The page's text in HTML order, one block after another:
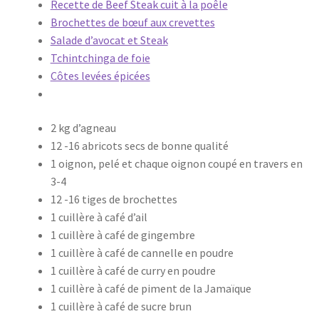
Recette de Beef Steak cuit à la poêle
Brochettes de bœuf aux crevettes
Salade d’avocat et Steak
Tchintchinga de foie
Côtes levées épicées
2 kg d’agneau
12 -16 abricots secs de bonne qualité
1 oignon, pelé et chaque oignon coupé en travers en
3-4
12 -16 tiges de brochettes
1 cuillère à café d’ail
1 cuillère à café de gingembre
1 cuillère à café de cannelle en poudre
1 cuillère à café de curry en poudre
1 cuillère à café de piment de la Jamaïque
1 cuillère à café de sucre brun